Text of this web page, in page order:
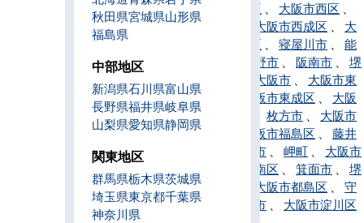
大阪市浪速区
大阪市西区
堺市西区
大阪市西成区
大
阪市西淀川区
寝屋川市
能
羽曳野市 阪南市
堺
東大阪市
大阪市東
住吉区
大阪市東成区
大阪
市東淀川区
枚方市
大阪市
平野区
大阪市福島区
藤井
松原市 岬町
大阪市
堺市南区 箕面市
堺
市美原区
大阪市都島区
守
口市
八尾市 大阪市淀川区
秋田県宮城県山形県
福島県
中部地区
新潟県石川県富山県
長野県福井県岐阜県
山梨県愛知県静岡県
関東地区
群馬県栃木県茨城県
埼玉県東京都千葉県
神奈川県